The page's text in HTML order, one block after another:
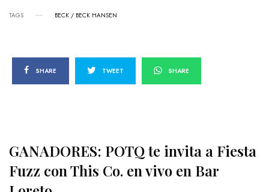
TAGS BECK / BECK HANSEN
SHARE TWEET SHARE
GANADORES: POTQ te invita a Fiesta
Fuzz con This Co. en vivo en Bar